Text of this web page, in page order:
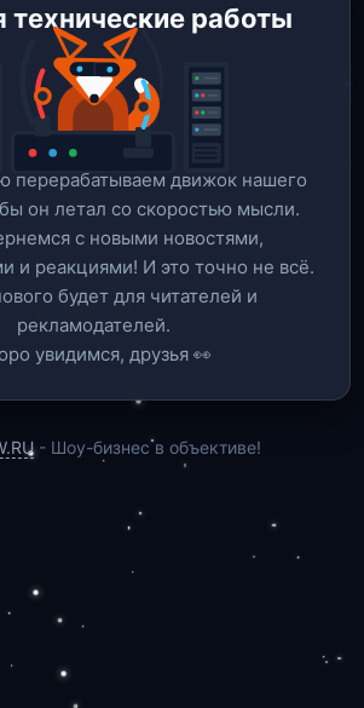
технические работы
перерабатываем движок нашего
он летал со скоростью мысли.
c новыми новостями,
и реакциями! И это точно не всё.
будет для читателей и
рекламодателей.
увидимся, друзья 👀
- Шоу-бизнес в объективе!